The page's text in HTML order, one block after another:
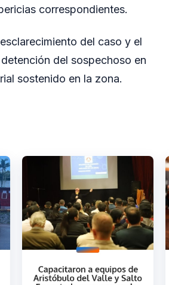
correspondientes.
del caso y el
del sospechoso en
sostenido en la zona.